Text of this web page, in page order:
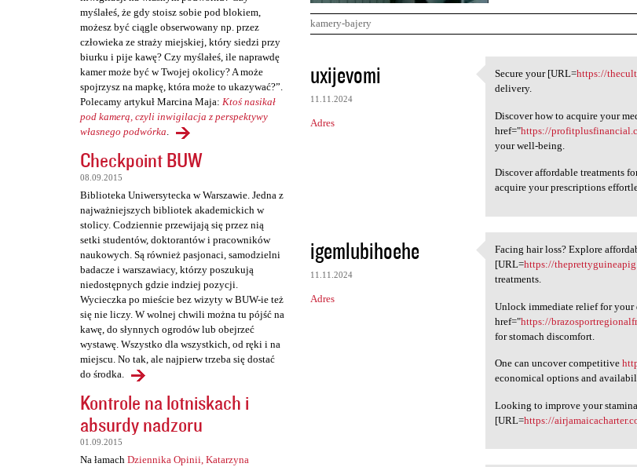
myślałeś, że gdy stoisz sobie pod blokiem,
możesz być ciągle obserwowany np. przez
człowieka ze straży miejskiej, który siedzi przy
biurku i pije kawę? Czy myślałeś, ile naprawdę
kamer może być w Twojej okolicy? A może
spojrzysz na mapkę, która może to ukazywać?”.
Polecamy artykuł Marcina Maja: Ktoś nasikał
pod kamerą, czyli inwigilacja z perspektywy
własnego podwórka.
Checkpoint BUW
08.09.2015
Biblioteka Uniwersytecka w Warszawie. Jedna z
najważniejszych bibliotek akademickich w
stolicy. Codziennie przewijają się przez nią
setki studentów, doktorantów i pracowników
naukowych. Są również pasjonaci, samodzielni
badacze i warszawiacy, którzy poszukują
niedostępnych gdzie indziej pozycji.
Wycieczka po mieście bez wizyty w BUW-ie też
się nie liczy. W wolnej chwili można tu pójść na
kawę, do słynnych ogrodów lub obejrzeć
wystawę. Wszystko dla wszystkich, od ręki i na
miejscu. No tak, ale najpierw trzeba się dostać
do środka.
Kontrole na lotniskach i
absurdy nadzoru
01.09.2015
Na łamach Dziennika Opinii, Katarzyna
kamery-bajery
K
o
m
e
z
e
uxijevomi
11.11.2024
Adres
Secure your [URL=https:/
Secure your [URL=https://
delivery.
Discover how to acquire your
href="https://
your well-being.
Discover affordable treatments
acquire your prescriptions
igemlubihoehe
11.11.2024
Adres
Facing hair loss? Explore
Facing hair loss? Explore
[URL=https://
treatments.
Unlock immediate relief for your
href="https://
for stomach discomfort.
One can uncover competitive
economical options and
Looking to improve your
[URL=https://